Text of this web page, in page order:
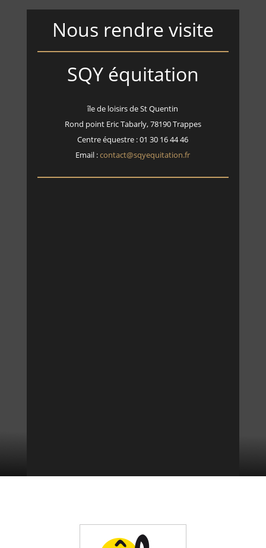
Nous rendre visite
SQY équitation
île de loisirs de St Quentin
Rond point Eric Tabarly, 78190 Trappes
Centre équestre : 01 30 16 44 46
Email :contact@sqyequitation.fr